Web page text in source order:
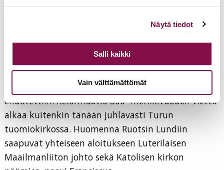
linkistä.
Näytä tiedot
Salli kaikki
Vain välttämättömät
valinnoissaan etsittävä sopusointua omatuntonsa
Huomenna, 31.10. vietetään luterilaisissa kirkoissa
uskonpuhdistuksen muistopäivää. Meillä Suomessa
sitä ei viimeisessä jumalanpalvelusuudistuksessa
sisällytetty kirkkovuoden kalenteriin, vaikka niin
ehdotettiin. Reformaatio 500 -merkkivuoden vietto
alkaa kuitenkin tänään juhlavasti Turun
tuomiokirkossa. Huomenna Ruotsin Lundiin
saapuvat yhteiseen aloitukseen Luterilaisen
Maailmanliiton johto sekä Katolisen kirkon